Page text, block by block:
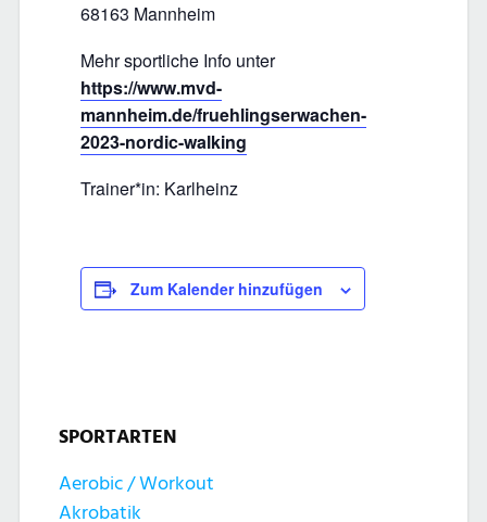
68163 Mannheim
Mehr sportliche Info unter
https://www.mvd-
mannheim.de/fruehlingserwachen-
2023-nordic-walking
Trainer*in: Karlheinz
Zum Kalender hinzufügen
SPORTARTEN
Aerobic / Workout
Akrobatik